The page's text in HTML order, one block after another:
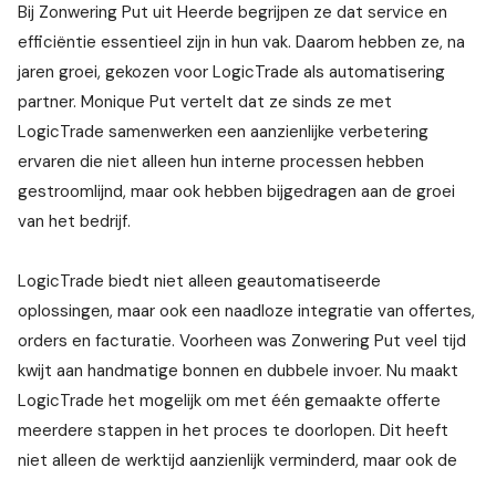
Bij Zonwering Put uit Heerde begrijpen ze dat service en
efficiëntie essentieel zijn in hun vak. Daarom hebben ze, na
jaren groei, gekozen voor LogicTrade als automatisering
partner. Monique Put vertelt dat ze sinds ze met
LogicTrade samenwerken een aanzienlijke verbetering
ervaren die niet alleen hun interne processen hebben
gestroomlijnd, maar ook hebben bijgedragen aan de groei
van het bedrijf.
LogicTrade biedt niet alleen geautomatiseerde
oplossingen, maar ook een naadloze integratie van offertes,
orders en facturatie. Voorheen was Zonwering Put veel tijd
kwijt aan handmatige bonnen en dubbele invoer. Nu maakt
LogicTrade het mogelijk om met één gemaakte offerte
meerdere stappen in het proces te doorlopen. Dit heeft
niet alleen de werktijd aanzienlijk verminderd, maar ook de